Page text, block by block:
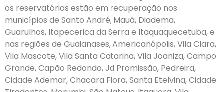
os reservatórios estão em recuperação nos
municípios de Santo André, Mauá, Diadema,
Guarulhos, Itapecerica da Serra e Itaquaquecetuba, e
nas regiões de Guaianases, Americanópolis, Vila Clara,
Vila Mascote, Vila Santa Catarina, Vila Joaniza, Campo
Grande, Capão Redondo, Jd Promissão, Pedreira,
Cidade Ademar, Chacara Flora, Santa Etelvina, Cidade